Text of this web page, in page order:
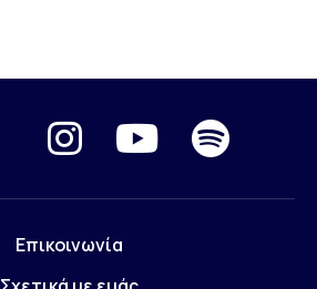
Επικοινωνία